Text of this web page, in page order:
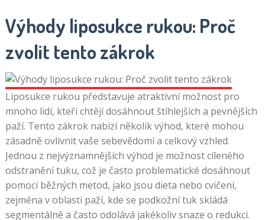
Výhody liposukce rukou: Proč
zvolit tento zákrok
Liposukce rukou představuje atraktivní možnost pro
mnoho lidí, kteří chtějí dosáhnout štíhlejších a pevnějších
paží. Tento zákrok nabízí několik výhod, které mohou
zásadně ovlivnit vaše sebevědomí a celkový vzhled.
Jednou z nejvýznamnějších výhod je možnost cíleného
odstranění tuku, což je často problematické dosáhnout
pomocí běžných metod, jako jsou dieta nebo cvičení,
zejména v oblasti paží, kde se podkožní tuk skládá
segmentálně a často odolává jakékoliv snaze o redukci.